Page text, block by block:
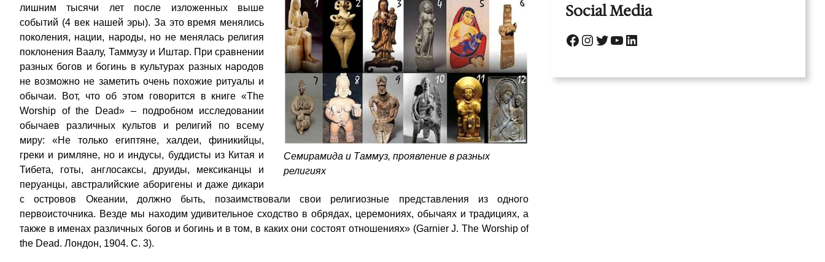
Семирамида и Таммуз, проявление в разных
религиях
лишним тысячи лет после изложенных выше
событий (4 век нашей эры). За это время менялись
поколения, нации, народы, но не менялась религия
поклонения Ваалу, Таммузу и Иштар. При сравнении
разных богов и богинь в культурах разных народов
не возможно не заметить очень похожие ритуалы и
обычаи. Вот, что об этом говорится в книге «The
Worship of the Dead» – подробном исследовании
обычаев различных культов и религий по всему
миру: «Не только египтяне, халдеи, финикийцы,
греки и римляне, но и индусы, буддисты из Китая и
Тибета, готы, англосаксы, друиды, мексиканцы и
перуанцы, австралийские аборигены и даже дикари
с островов Океании, должно быть, позаимствовали свои религиозные представления из одного
первоисточника. Везде мы находим удивительное сходство в обрядах, церемониях, обычаях и традициях, а
также в именах различных богов и богинь и в том, в каких они состоят отношениях» (Garnier J. The Worship of
the Dead. Лондон, 1904. С. 3).
Social Media
Facebook Instagram Twitter YouTube LinkedIn